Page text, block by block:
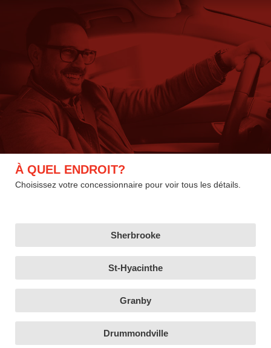
À QUEL ENDROIT?
Choisissez votre concessionnaire pour voir tous les détails.
Sherbrooke
St-Hyacinthe
Granby
Drummondville